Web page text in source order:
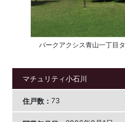
パークアクシス青山一丁目
マチュリティ小石川
73